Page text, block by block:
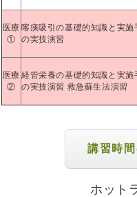
医療
①
喀痰吸引の基礎的知識と実
の実技演習
医療
②
経管栄養の基礎的知識と実
の実技演習 救急蘇生法演習
講習時
ホット